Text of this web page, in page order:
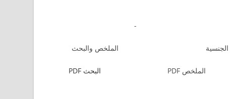
-
الجنسية الملخص والبحث
الملخص PDF البحث PDF